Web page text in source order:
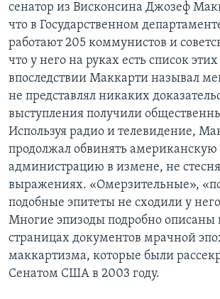
сенатор из Висконсина Джозеф
что в Государственном
работают 205 коммунистов и
что у него на руках есть список
впоследствии Маккарти называл
не представлял никаких
выступления получили
Используя радио и телевидение,
продолжал обвинять американскую
администрацию в измене, не
выражениях. «Омерзительные»,
подобные эпитеты не сходили у
Многие эпизоды подробно описаны
страницах документов мрачной
маккартизма, которые были
Сенатом США в 2003 году.